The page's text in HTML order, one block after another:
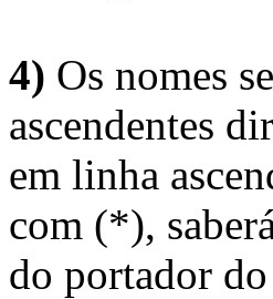
4) Os nomes
ascendentes
em linha
com (*),
do portador